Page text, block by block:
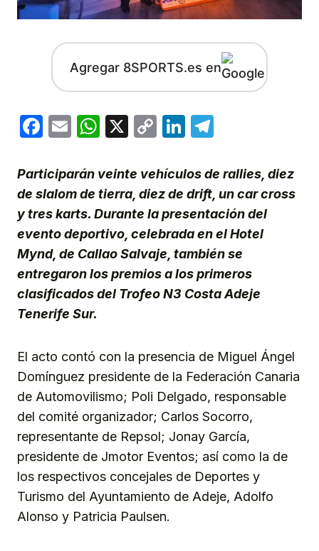
Agregar 8SPORTS.es en
Facebook
EmailWhatsApp
X
CopyLinkedIn
Participarán veinte vehículos de rallies, diez
de slalom de tierra, diez de drift, un car cross
y tres karts. Durante la presentación del
evento deportivo, celebrada en el Hotel
Mynd, de Callao Salvaje, también se
entregaron los premios a los primeros
clasificados del Trofeo N3 Costa Adeje
Tenerife Sur.
El acto contó con la presencia de Miguel Ángel
Domínguez presidente de la Federación Canaria
de Automovilismo; Poli Delgado, responsable
del comité organizador; Carlos Socorro,
representante de Repsol; Jonay García,
presidente de Jmotor Eventos; así como la de
los respectivos concejales de Deportes y
Turismo del Ayuntamiento de Adeje, Adolfo
Alonso y Patricia Paulsen.